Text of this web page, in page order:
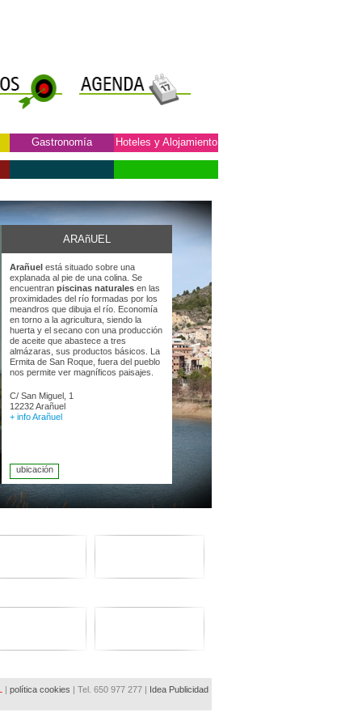
Gastronomía Hoteles y Alojamiento
ARAñUEL
Arañuel está situado sobre una
explanada al pie de una colina. Se
encuentran piscinas naturales en las
proximidades del río formadas por los
meandros que dibuja el río. Economía
en torno a la agricultura, siendo la
huerta y el secano con una producción
de aceite que abastece a tres
almázaras, sus productos básicos. La
Ermita de San Roque, fuera del pueblo
nos permite ver magníficos paisajes.
C/ San Miguel, 1
12232 Arañuel
+ info Arañuel
ubicación
| política cookies | Tel. 650 977 277 | Idea Publicidad